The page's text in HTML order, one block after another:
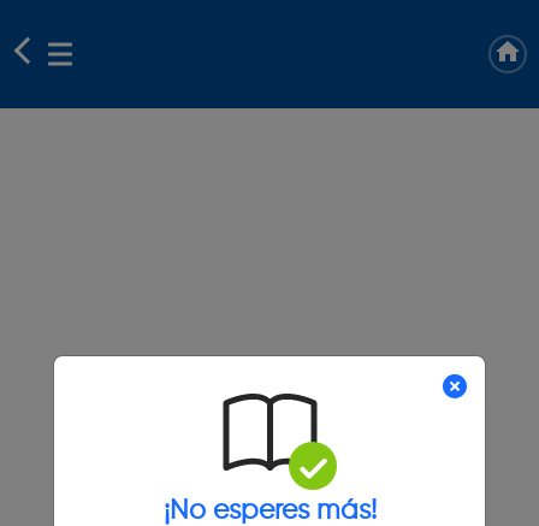
¡No esperes más!